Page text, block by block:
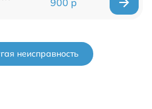
неисправность